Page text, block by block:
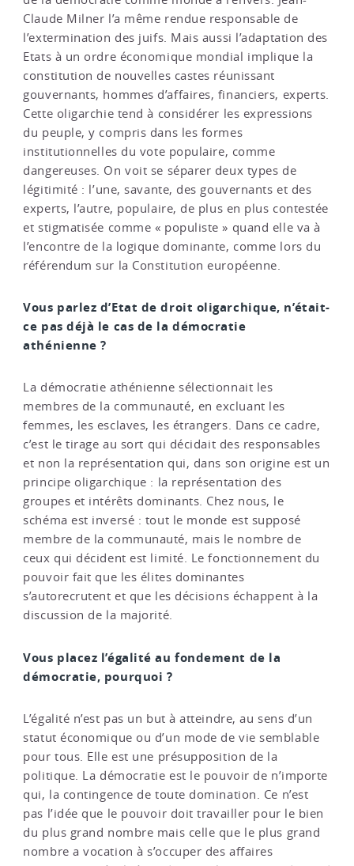
Claude Milner l’a même rendue responsable de
l’extermination des juifs. Mais aussi l’adaptation des
Etats à un ordre économique mondial implique la
constitution de nouvelles castes réunissant
gouvernants, hommes d’affaires, financiers, experts.
Cette oligarchie tend à considérer les expressions
du peuple, y compris dans les formes
institutionnelles du vote populaire, comme
dangereuses. On voit se séparer deux types de
légitimité : l’une, savante, des gouvernants et des
experts, l’autre, populaire, de plus en plus contestée
et stigmatisée comme « populiste » quand elle va à
l’encontre de la logique dominante, comme lors du
référendum sur la Constitution européenne.
Vous parlez d’Etat de droit oligarchique, n’était-
ce pas déjà le cas de la démocratie
athénienne ?
La démocratie athénienne sélectionnait les
membres de la communauté, en excluant les
femmes, les esclaves, les étrangers. Dans ce cadre,
c’est le tirage au sort qui décidait des responsables
et non la représentation qui, dans son origine est un
principe oligarchique : la représentation des
groupes et intérêts dominants. Chez nous, le
schéma est inversé : tout le monde est supposé
membre de la communauté, mais le nombre de
ceux qui décident est limité. Le fonctionnement du
pouvoir fait que les élites dominantes
s’autorecrutent et que les décisions échappent à la
discussion de la majorité.
Vous placez l’égalité au fondement de la
démocratie, pourquoi ?
L’égalité n’est pas un but à atteindre, au sens d’un
statut économique ou d’un mode de vie semblable
pour tous. Elle est une présupposition de la
politique. La démocratie est le pouvoir de n’importe
qui, la contingence de toute domination. Ce n’est
pas l’idée que le pouvoir doit travailler pour le bien
du plus grand nombre mais celle que le plus grand
nombre a vocation à s’occuper des affaires